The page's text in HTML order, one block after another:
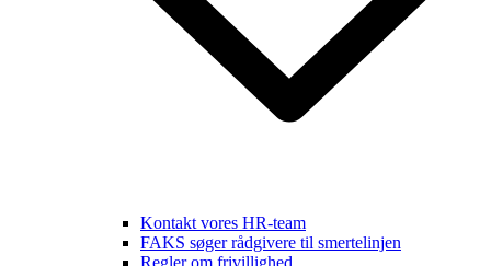
Kontakt vores HR-team
FAKS søger rådgivere til smertelinjen
Regler om frivillighed